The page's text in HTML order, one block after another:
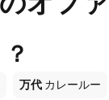
万代 カレールー